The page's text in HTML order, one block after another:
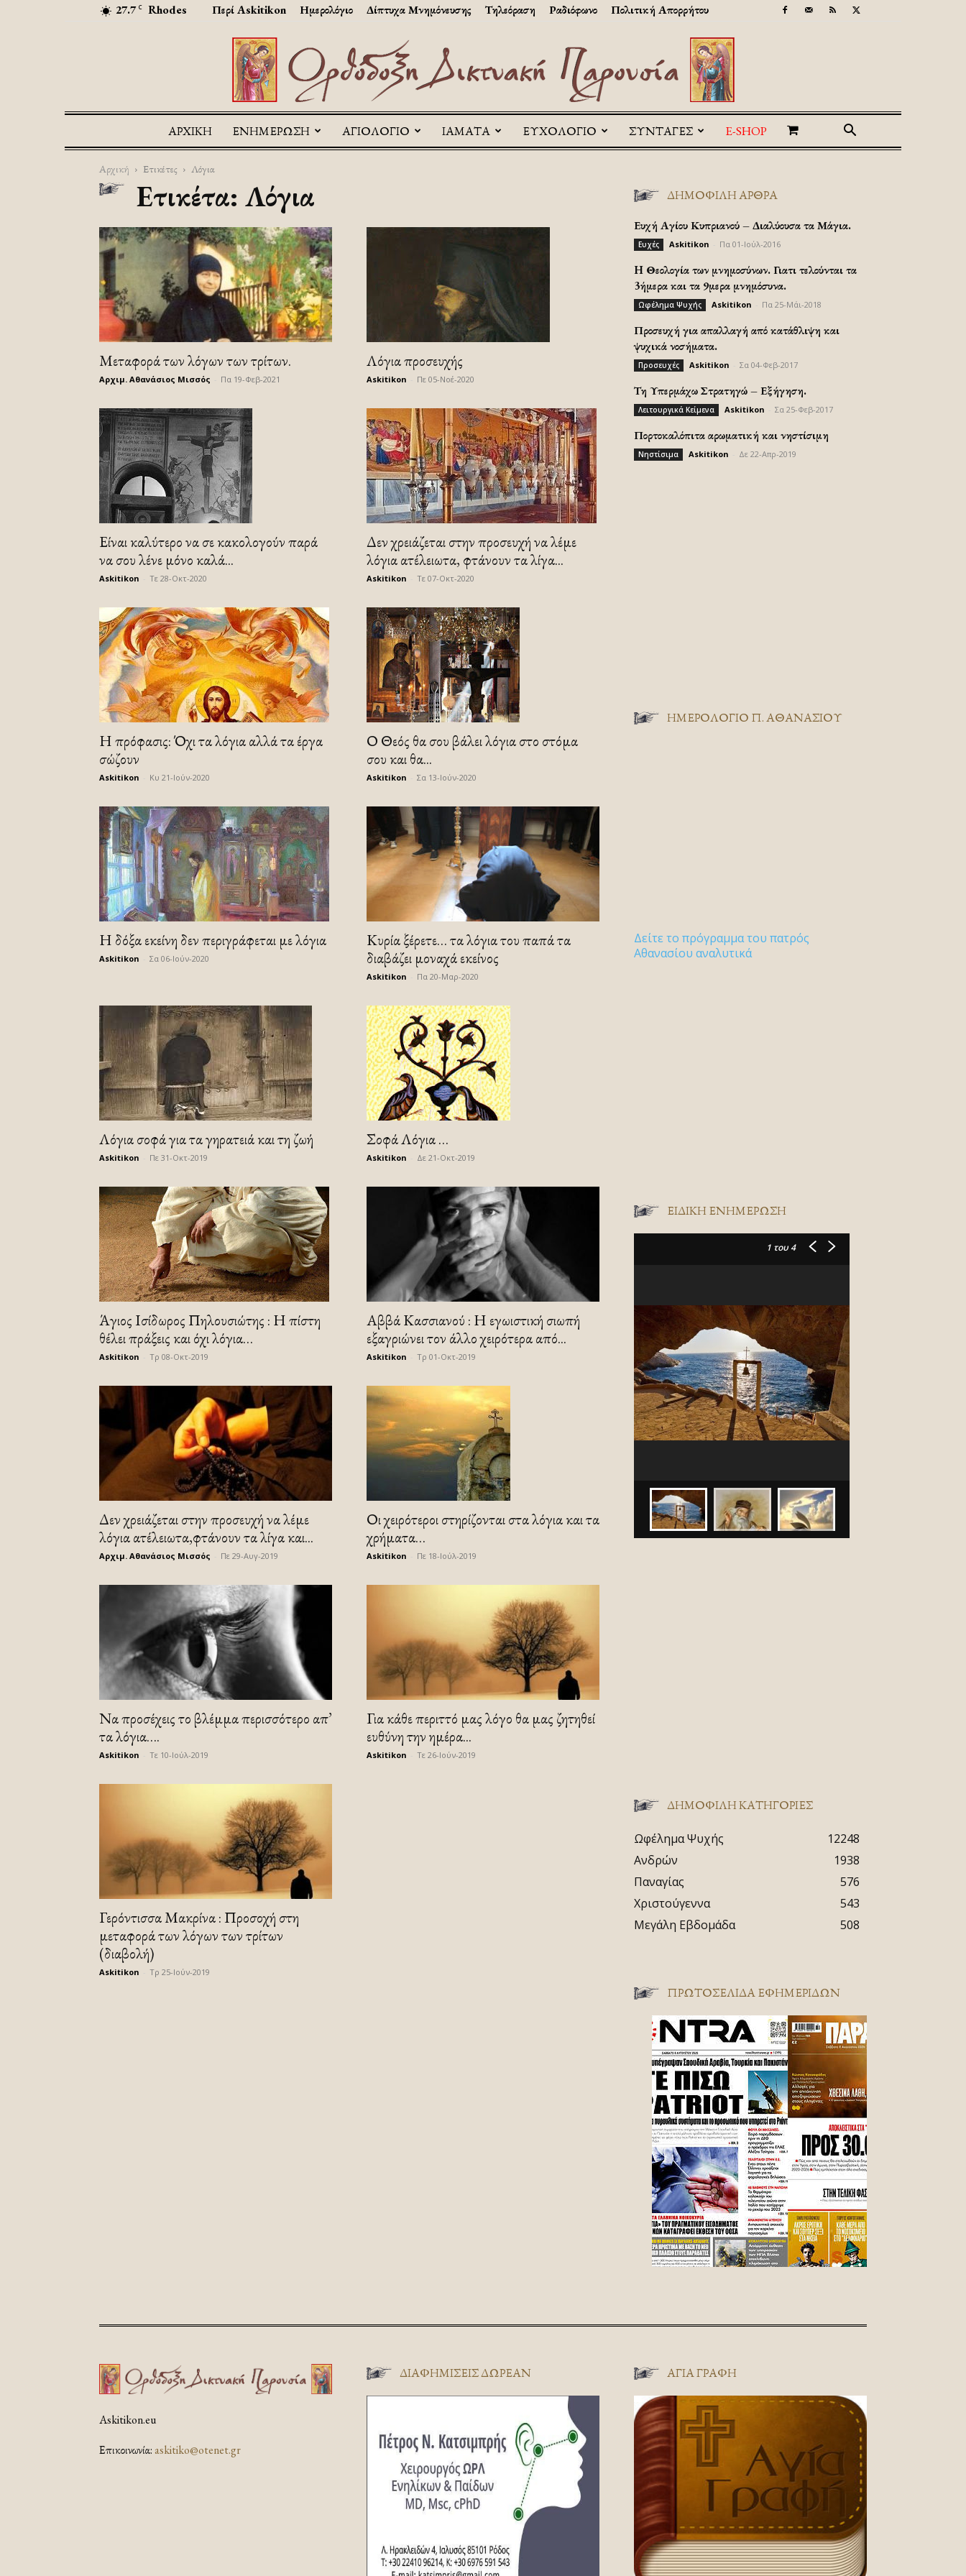
27.7 C Rhodes Περί Askitikon Ημερολόγιο Δίπτυχα Μνημόνευσης Τηλεόραση Ραδιόφωνο Πολιτική Απορρήτου
Askitikon
ΑΡΧΙΚΉ ΕΝΗΜΕΡΩΣΗ ΑΓΙΟΛΟΓΙΟ ΙΑΜΑΤΑ ΕΥΧΟΛΟΓΙΟ ΣΥΝΤΑΓΕΣ E-SHOP
Αρχική Ετικέτες Λόγια
Ετικέτα: Λόγια
Mεταφορά των λόγων των τρίτων.
Αρχιμ. Αθανάσιος Μισσός Πα 19-Φεβ-2021
Λόγια προσευχής
Askitikon Πε 05-Νοέ-2020
Είναι καλύτερο να σε κακολογούν παρά
να σου λένε μόνο καλά...
Askitikon Τε 28-Οκτ-2020
Δεν χρειάζεται στην προσευχή να λέμε
λόγια ατέλειωτα, φτάνουν τα λίγα...
Askitikon Τε 07-Οκτ-2020
Η πρόφασις: Όχι τα λόγια αλλά τα έργα
σώζουν
Askitikon Κυ 21-Ιούν-2020
Ο Θεός θα σου βάλει λόγια στο στόμα
σου και θα...
Askitikon Σα 13-Ιούν-2020
Η δόξα εκείνη δεν περιγράφεται με λόγια
Askitikon Σα 06-Ιούν-2020
Κυρία ξέρετε… τα λόγια του παπά τα
διαβάζει μοναχά εκείνος
Askitikon Πα 20-Μαρ-2020
Λόγια σοφά για τα γηρατειά και τη ζωή
Askitikon Πε 31-Οκτ-2019
Σοφά Λόγια …
Askitikon Δε 21-Οκτ-2019
Άγιος Ισίδωρος Πηλουσιώτης : Η πίστη
θέλει πράξεις και όχι λόγια…
Askitikon Τρ 08-Οκτ-2019
Αββά Κασσιανού : Η εγωιστική σιωπή
εξαγριώνει τον άλλο χειρότερα από...
Askitikon Τρ 01-Οκτ-2019
Δεν χρειάζεται στην προσευχή να λέμε
λόγια ατέλειωτα,φτάνουν τα λίγα και...
Αρχιμ. Αθανάσιος Μισσός Πε 29-Αυγ-2019
Οι χειρότεροι στηρίζονται στα λόγια και τα
χρήματα…
Askitikon Πε 18-Ιούλ-2019
Να προσέχεις το βλέμμα περισσότερο απ’
τα λόγια….
Askitikon Τε 10-Ιούλ-2019
Για κάθε περιττό μας λόγο θα μας ζητηθεί
ευθύνη την ημέρα...
Askitikon Τε 26-Ιούν-2019
Γερόντισσα Μακρίνα : Προσοχή στη
μεταφορά των λόγων των τρίτων
(διαβολή)
Askitikon Τρ 25-Ιούν-2019
ΔΗΜΟΦΙΛΗ ΑΡΘΡΑ
Ευχή Αγίου Κυπριανού – Διαλύουσα τα Μάγια.
Ευχές Askitikon Πα 01-Ιούλ-2016
H Θεολογία των μνημοσύνων. Γιατι τελούνται τα
3ήμερα και τα 9μερα μνημόσυνα.
Ωφέλημα Ψυχής Askitikon Πα 25-Μάι-2018
Προσευχή για απαλλαγή από κατάθλιψη και
ψυχικά νοσήματα.
Προσευχές Askitikon Σα 04-Φεβ-2017
Τη Υπερμάχω Στρατηγώ – Εξήγηση.
Λειτουργικά Κείμενα Askitikon Σα 25-Φεβ-2017
Πορτοκαλόπιτα αρωματική και νηστίσιμη
Νηστίσιμα Askitikon Δε 22-Απρ-2019
ΗΜΕΡΟΛΟΓΙΟ Π. ΑΘΑΝΑΣΙΟΥ
Δείτε το πρόγραμμα του πατρός
Αθανασίου αναλυτικά
ΕΙΔΙΚΉ ΕΝΗΜΈΡΩΣΗ
1 του 4
ΔΗΜΟΦΙΛΗ ΚΑΤΗΓΟΡΙΕΣ
Ωφέλημα Ψυχής
12248
Ανδρών
1938
Παναγίας
576
Χριστούγεννα
543
Μεγάλη Εβδομάδα
508
ΠΡΩΤΟΣΈΛΙΔΑ ΕΦΗΜΕΡΊΔΩΝ
Askitikon.eu
Επικοινωνία:askitiko@otenet.gr
ΔΙΑΦΗΜΊΣΕΙΣ ΔΩΡΕΆΝ ΑΓΊΑ ΓΡΑΦΉ